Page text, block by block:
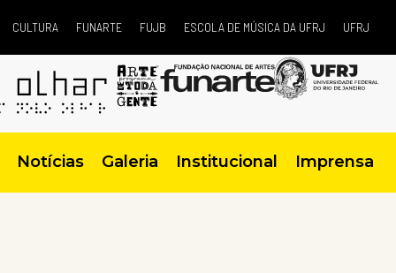
CULTURA FUNARTE FUJB ESCOLA DE MÚSICA DA UFRJ UFRJ
Notícias Galeria Institucional Imprensa